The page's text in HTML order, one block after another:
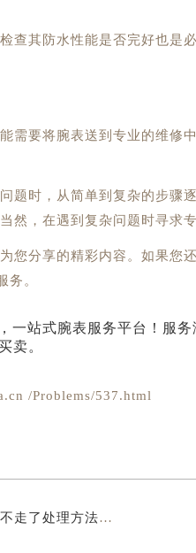
其防水性能是否完好也是
要将腕表送到专业的维修
时，从简单到复杂的步骤
然，在遇到复杂问题时寻求
为您分享的精彩内容。如果您
务。
/Problems/537.html
了处理方法详解